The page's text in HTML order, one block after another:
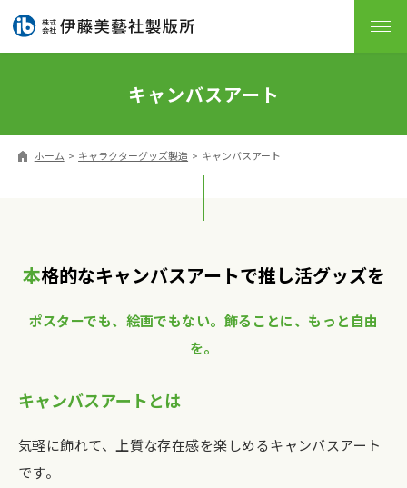
キャンバスアート
ホーム キャラクターグッズ製造 キャンバスアート
本格的なキャンバスアートで推し活グッズを
ポスターでも、絵画でもない。飾ることに、もっと自由
を。
キャンバスアートとは
気軽に飾れて、上質な存在感を楽しめるキャンバスアート
です。